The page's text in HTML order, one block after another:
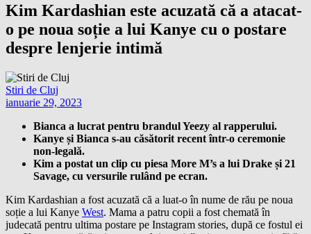
Kim Kardashian este acuzată că a atacat-
o pe noua soție a lui Kanye cu o postare
despre lenjerie intimă
Stiri de Cluj
ianuarie 29, 2023
Bianca a lucrat pentru brandul Yeezy al rapperului.
Kanye și Bianca s-au căsătorit recent într-o ceremonie
non-legală.
Kim a postat un clip cu piesa More M’s a lui Drake și 21
Savage, cu versurile rulând pe ecran.
Kim Kardashian a fost acuzată că a luat-o în nume de rău pe noua
soție a lui Kanye West. Mama a patru copii a fost chemată în
judecată pentru ultima postare pe Instagram stories, după ce fostul ei